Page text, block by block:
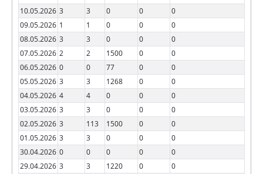
10.05.2026 3 3 0 0
0
09.05.2026 1 1 0 0
0
08.05.2026 3 3 0 0
0
07.05.2026 2 2 1500 0
0
06.05.2026 0 0 77 0
0
05.05.2026 3 3 1268 0
0
04.05.2026 4 4 0 0
0
03.05.2026 3 3 0 0
0
02.05.2026 3 113 1500 0
0
01.05.2026 3 3 0 0
0
30.04.2026 0 0 0 0
0
29.04.2026 3 3 1220 0
0